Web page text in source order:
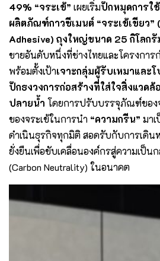
49% “จระเข้” เผยเริ่มปักหมุดการ
ผลิตภัณฑ์กาวซีเมนต์ “จระเข้เขียว”
Adhesive) ถุงใหญ่ขนาด 25 กิโลกรั
ขายอันดับหนึ่งที่ช่างไทยและโครงการก่
พร้อมตั้งเป้าเจาะกลุ่มผู้รับเหมาและ
ปักธงวงการก่อสร้างที่ใส่ใจสิ่งแวด
ปลายน้ำ โดยการปรับบรรจุภัณฑ์ของ
ของจระเข้ในการนำ “ความกรีน” มา
ดำเนินธุรกิจทุกมิติ สอดรับกับการเดิน
ยั่งยืนเพื่อขับเคลื่อนองค์กรสู่ความเป็น
(Carbon Neutrality) ในอนาคต